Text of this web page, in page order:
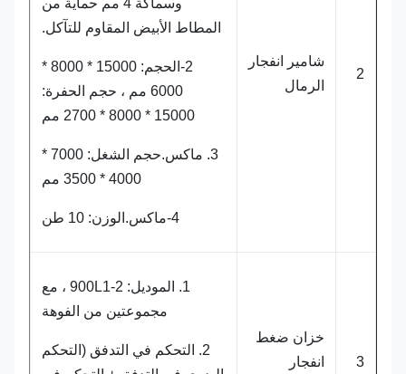
شامير انفجار
الرمال
وسماكة 4 مم حماية من
المطاط الأبيض المقاوم للتآكل.
2-الحجم: 15000 * 8000 *
6000 مم ، حجم الحفرة:
15000 * 8000 * 2700 مم
3. ماكس.حجم الشغل: 7000 *
4000 * 3500 مم
خزان ضغط
انفجار
1. الموديل: 900L1-2 ، مع
مجموعتين من الفوهة
2. التحكم في التدفق (التحكم